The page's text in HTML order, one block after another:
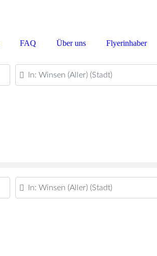
FAQ Über uns Flyerinhaber
PLZ oder Ort
PLZ oder Ort